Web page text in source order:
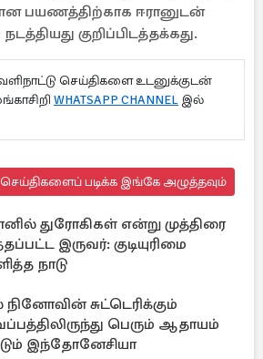
பயணத்திற்காக ஈரானுடன்
குறிப்பிடத்தக்கது.
செய்திகளை உடனுக்குடன்
WHATSAPP CHANNEL இல்
படிக்க இங்கே அழுத்தவும்
துரோகிகள் என்று முத்திரை
இருவர்: குடியுரிமை
நாடு
நினோவின் சுட்டெரிக்கும்
பெரும் ஆதாயம்
இந்தோனேசியா